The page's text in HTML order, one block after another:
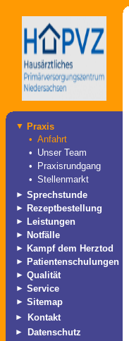
▼ Praxis
• Anfahrt
• Unser Team
•
Praxisrundgang
• Stellenmarkt
► Sprechstunde
► Rezeptbestellung
► Leistungen
► Notfälle
► Kampf dem Herztod
► Patientenschulungen
► Qualität
► Service
► Sitemap
► Kontakt
► Datenschutz